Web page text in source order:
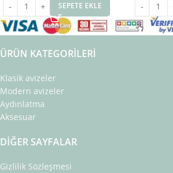
SEPETE EKLE
ÜRÜN KATEGORILERI
Klasik avizeler
Modern avizeler
Aydınlatma
Aksesuar
DIĞER SAYFALAR
Gizlilik Sözleşmesi